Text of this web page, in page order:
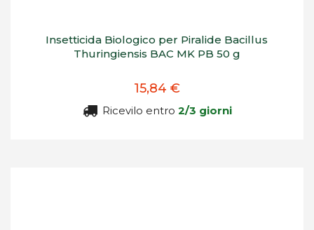
Insetticida Biologico per Piralide Bacillus
Thuringiensis BAC MK PB 50 g
15,84 €
Ricevilo entro 2/3 giorni